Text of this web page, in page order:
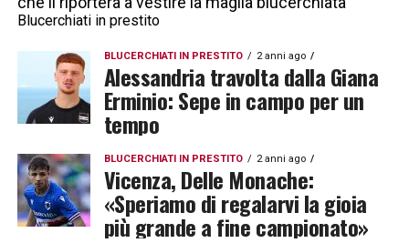
Blucerchiati in prestito
BLUCERCHIATI IN PRESTITO 2 anni ago
Alessandria travolta dalla Giana
Erminio: Sepe in campo per un
tempo
BLUCERCHIATI IN PRESTITO 2 anni ago
Vicenza, Delle Monache:
«Speriamo di regalarvi la gioia
più grande a fine campionato»